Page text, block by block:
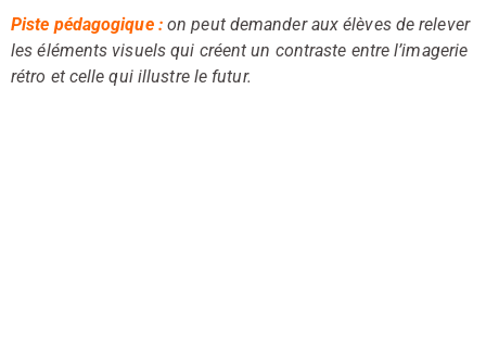
Piste pédagogique :on peut demander aux élèves de relever
les éléments visuels qui créent un contraste entre l’imagerie
rétro et celle qui illustre le futur.